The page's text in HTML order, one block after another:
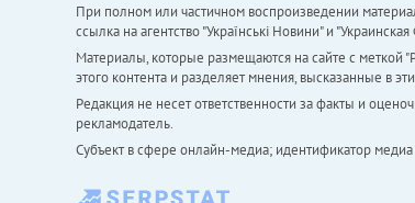
При полном или частичном воспроизведении
ссылка на агентство "Українськi Новини" и
Материалы, которые размещаются на сайте с меткой
этого контента и разделяет мнения, высказанные в
Редакция не несет ответственности за факты и
рекламодатель.
Субъект в сфере онлайн-медиа; идентификатор